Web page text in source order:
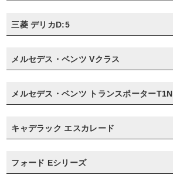
三菱 デリカD:5
メルセデス・ベンツ Vクラス
メルセデス・ベンツ トランスポーターT1N
キャデラック エスカレード
フォード Eシリーズ